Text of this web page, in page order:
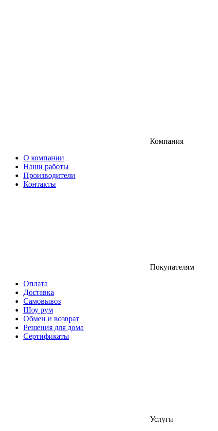
Компания
О компании
Наши работы
Производители
Контакты
Покупателям
Оплата
Доставка
Самовывоз
Шоу рум
Обмен и возврат
Решения для дома
Сертификаты
Услуги